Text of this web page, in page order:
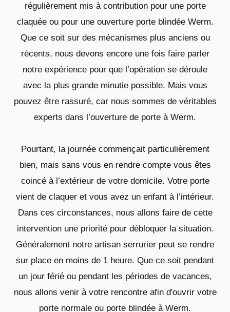
régulièrement mis à contribution pour une porte
claquée ou pour une ouverture porte blindée Werm.
Que ce soit sur des mécanismes plus anciens ou
récents, nous devons encore une fois faire parler
notre expérience pour que l’opération se déroule
avec la plus grande minutie possible. Mais vous
pouvez être rassuré, car nous sommes de véritables
experts dans l’ouverture de porte à Werm.
Pourtant, la journée commençait particulièrement
bien, mais sans vous en rendre compte vous êtes
coincé à l’extérieur de votre domicile. Votre porte
vient de claquer et vous avez un enfant à l’intérieur.
Dans ces circonstances, nous allons faire de cette
intervention une priorité pour débloquer la situation.
Généralement notre artisan serrurier peut se rendre
sur place en moins de 1 heure. Que ce soit pendant
un jour férié ou pendant les périodes de vacances,
nous allons venir à votre rencontre afin d'ouvrir votre
porte normale ou porte blindée à Werm.